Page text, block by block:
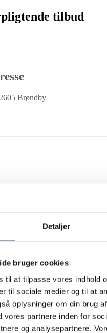
Detaljer
bruger cookies
til at tilpasse vores indhold
til sociale medier og til at
oplysninger om din brug
vores partnere inden for
og analysepartnere.
tilbud
Brøndby
for hjælp – vi har VVS-